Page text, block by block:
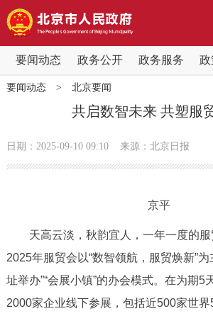
要闻动态 政务公开 政务服务 政
要闻动态
党中央精神
市领导 机构职能
要闻动态> 北京要闻
共启数智未来 共塑服
日期：2025-09-10 09:10 来源：北京日报
京平
天高云淡，秋韵宜人，一年一度的服
2025年服贸会以“数智领航，服贸焕新”
址举办”“会展小镇”的办会模式。在为期5
2000家企业线下参展，包括近500家世